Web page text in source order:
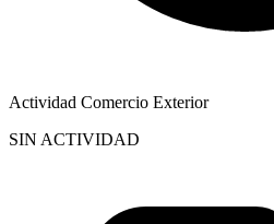
Actividad Comercio Exterior
SIN ACTIVIDAD